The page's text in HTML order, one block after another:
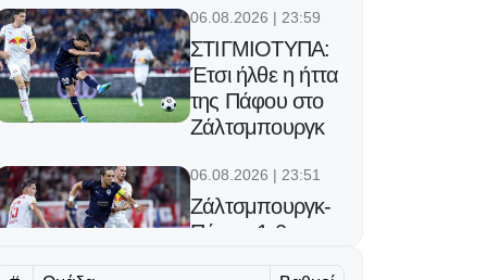
06.08.2026 | 23:59
ΣΤΙΓΜΙΟΤΥΠΑ:
Έτσι ήλθε η ήττα
της Πάφου στο
Ζάλτσμπουργκ
06.08.2026 | 23:51
Ζάλτσμπουργκ-
Πάφος 1-0: